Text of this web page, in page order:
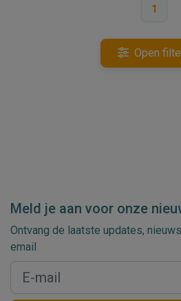
1
Open
Meld je aan voor onze
Ontvang de laatste updates,
email